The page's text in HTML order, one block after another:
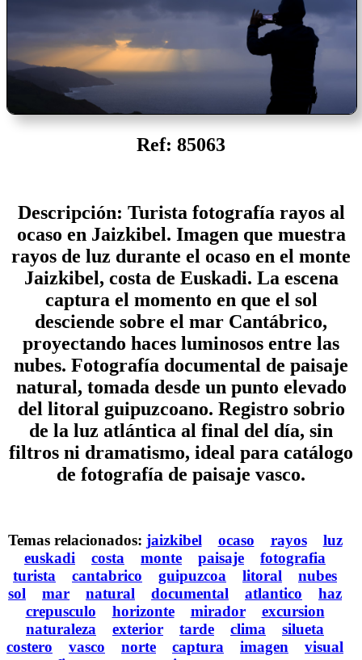
Ref: 85063
Descripción: Turista fotografía rayos al
ocaso en Jaizkibel. Imagen que muestra
rayos de luz durante el ocaso en el monte
Jaizkibel, costa de Euskadi. La escena
captura el momento en que el sol
desciende sobre el mar Cantábrico,
proyectando haces luminosos entre las
nubes. Fotografía documental de paisaje
natural, tomada desde un punto elevado
del litoral guipuzcoano. Registro sobrio
de la luz atlántica al final del día, sin
filtros ni dramatismo, ideal para catálogo
de fotografía de paisaje vasco.
Temas relacionados: jaizkibel ocaso rayos
luz
euskadi
costa monte paisaje
fotografia
turista
cantabrico guipuzcoa litoral
nubes
sol
mar natural documental atlantico
haz
crepusculo
horizonte mirador
excursion
naturaleza
exterior tarde clima
silueta
costero
vasco norte captura imagen
visual